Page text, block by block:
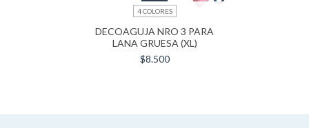
4 COLORES
DECOAGUJA NRO 3 PARA
LANA GRUESA (XL)
$8.500